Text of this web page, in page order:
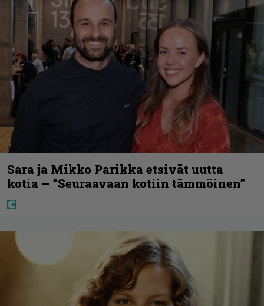
Sara ja Mikko Parikka etsivät uutta
kotia – ”Seuraavaan kotiin tämmöinen”